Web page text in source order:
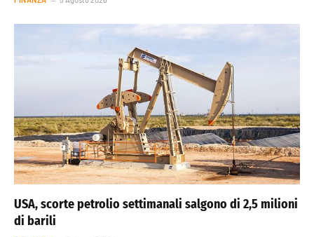
USA, scorte petrolio settimanali salgono di 2,5 milioni
di barili